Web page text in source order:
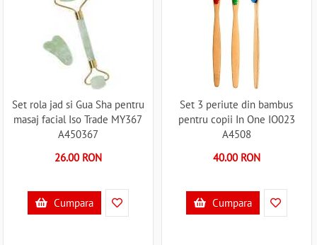
Set rola jad si Gua Sha pentru
masaj facial Iso Trade MY367
A450367
26.00 RON
Cumpara
Set 3 periute din bambus
pentru copii In One IO023
A4508
40.00 RON
Cumpara